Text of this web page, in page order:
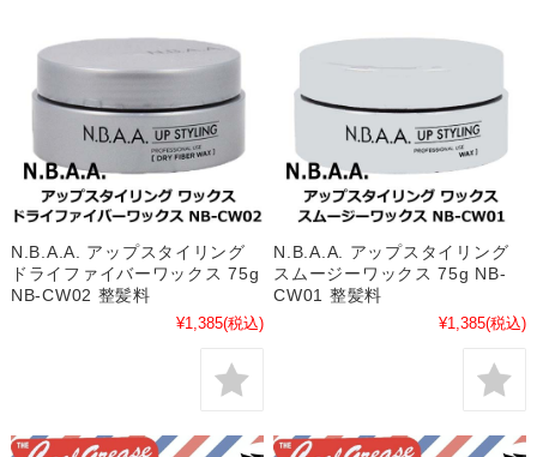
N.B.A.A. アップスタイリング
ドライファイバーワックス 75g
NB-CW02 整髪料
¥1,385(税込)
N.B.A.A. アップスタイリング
スムージーワックス 75g NB-
CW01 整髪料
¥1,385(税込)